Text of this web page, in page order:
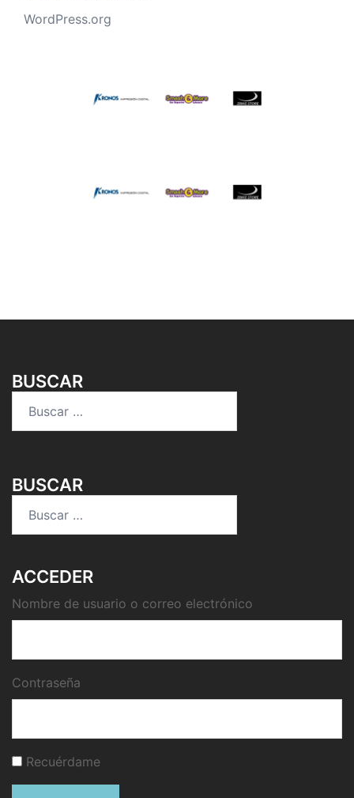
WordPress.org
BUSCAR
BUSCAR
ACCEDER
Nombre de usuario o correo electrónico
Contraseña
Recuérdame